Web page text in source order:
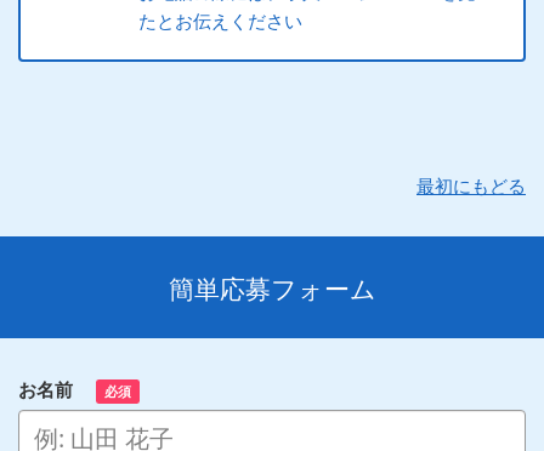
たとお伝えください
最初にもどる
簡単応募フォーム
お名前 必須